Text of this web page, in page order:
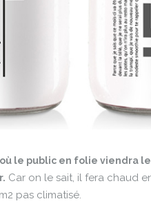
le public en folie viendra
Car on le sait, il fera chaud
pas climatisé.